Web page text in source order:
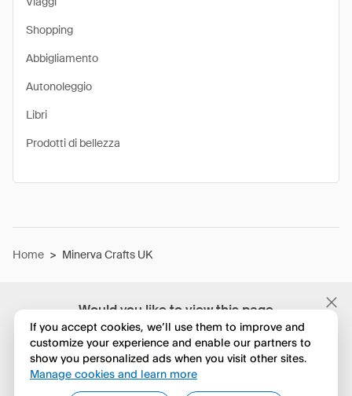
Would you like to view this page
in English?
No, continua a esplorare
Shopping
Abbigliamento
Autonoleggio
Libri
Prodotti di bellezza
Home > Minerva Crafts UK
If you accept cookies, we’ll use them to improve and
customize your experience and enable our partners to
show you personalized ads when you visit other sites.
Manage cookies and learn more